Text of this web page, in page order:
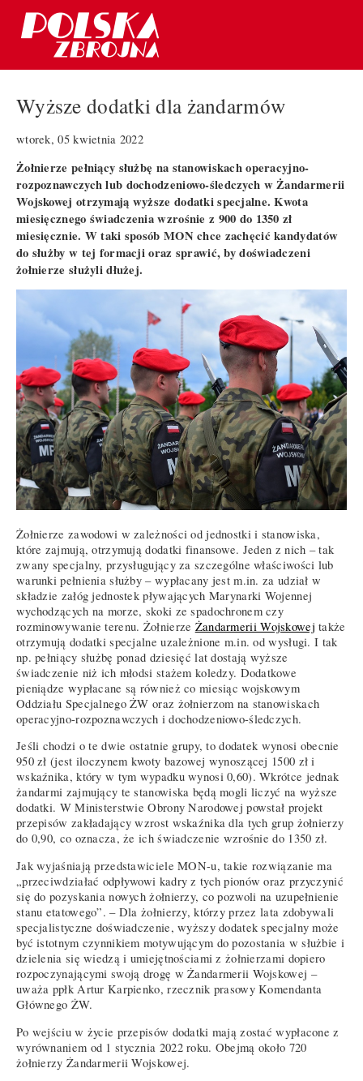
Wyższe dodatki dla żandarmów
wtorek, 05 kwietnia 2022
Żołnierze pełniący służbę na stanowiskach operacyjno-
rozpoznawczych lub dochodzeniowo-śledczych w Żandarmerii
Wojskowej otrzymają wyższe dodatki specjalne. Kwota
miesięcznego świadczenia wzrośnie z 900 do 1350 zł
miesięcznie. W taki sposób MON chce zachęcić kandydatów
do służby w tej formacji oraz sprawić, by doświadczeni
żołnierze służyli dłużej.
Żołnierze zawodowi w zależności od jednostki i stanowiska,
które zajmują, otrzymują dodatki finansowe. Jeden z nich – tak
zwany specjalny, przysługujący za szczególne właściwości lub
warunki pełnienia służby – wypłacany jest m.in. za udział w
składzie załóg jednostek pływających Marynarki Wojennej
wychodzących na morze, skoki ze spadochronem czy
rozminowywanie terenu. Żołnierze Żandarmerii Wojskowej także
otrzymują dodatki specjalne uzależnione m.in. od wysługi. I tak
np. pełniący służbę ponad dziesięć lat dostają wyższe
świadczenie niż ich młodsi stażem koledzy. Dodatkowe
pieniądze wypłacane są również co miesiąc wojskowym
Oddziału Specjalnego ŻW oraz żołnierzom na stanowiskach
operacyjno-rozpoznawczych i dochodzeniowo-śledczych.
Jeśli chodzi o te dwie ostatnie grupy, to dodatek wynosi obecnie
950 zł (jest iloczynem kwoty bazowej wynoszącej 1500 zł i
wskaźnika, który w tym wypadku wynosi 0,60). Wkrótce jednak
żandarmi zajmujący te stanowiska będą mogli liczyć na wyższe
dodatki. W Ministerstwie Obrony Narodowej powstał projekt
przepisów zakładający wzrost wskaźnika dla tych grup żołnierzy
do 0,90, co oznacza, że ich świadczenie wzrośnie do 1350 zł.
Jak wyjaśniają przedstawiciele MON-u, takie rozwiązanie ma
„przeciwdziałać odpływowi kadry z tych pionów oraz przyczynić
się do pozyskania nowych żołnierzy, co pozwoli na uzupełnienie
stanu etatowego”. – Dla żołnierzy, którzy przez lata zdobywali
specjalistyczne doświadczenie, wyższy dodatek specjalny może
być istotnym czynnikiem motywującym do pozostania w służbie i
dzielenia się wiedzą i umiejętnościami z żołnierzami dopiero
rozpoczynającymi swoją drogę w Żandarmerii Wojskowej –
uważa ppłk Artur Karpienko, rzecznik prasowy Komendanta
Głównego ŻW.
Po wejściu w życie przepisów dodatki mają zostać wypłacone z
wyrównaniem od 1 stycznia 2022 roku. Obejmą około 720
żołnierzy Żandarmerii Wojskowej.